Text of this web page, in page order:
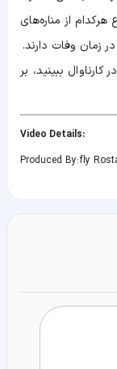
از مناره‌های
کارناوال ببینید، بر
:Video Details
Produced By: fly